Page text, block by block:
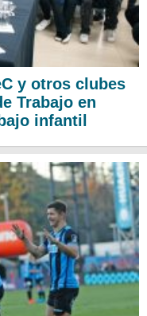
y otros clubes
Trabajo en
infantil